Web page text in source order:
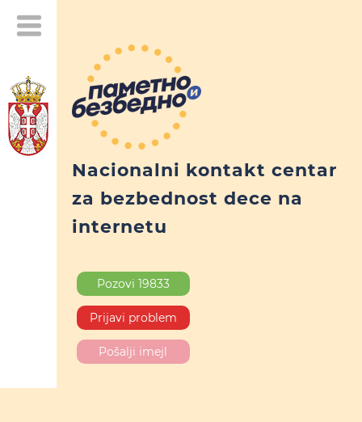
Nacionalni kontakt centar
za bezbednost dece na
internetu
Pozovi 19833
Prijavi problem
Pošalji imejl